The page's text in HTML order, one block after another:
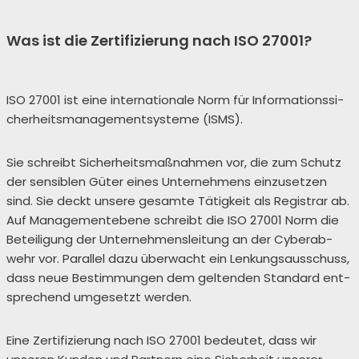
Was ist die Zertifizierung nach ISO 27001?
ISO 27001 ist eine inter­na­tio­na­le Norm für Infor­ma­ti­ons­si­
cher­heits­ma­nage­ment­sys­te­me (ISMS).
Sie schreibt Sicher­heits­maß­nah­men vor, die zum Schutz
der sen­si­blen Güter eines Unter­neh­mens ein­zu­set­zen
sind. Sie deckt unse­re gesam­te Tätig­keit als Regis­trar ab.
Auf Manage­ment­ebe­ne schreibt die ISO 27001 Norm die
Betei­li­gung der Unter­neh­mens­lei­tung an der Cyber­ab­
wehr vor. Par­al­lel dazu über­wacht ein Len­kungs­aus­schuss,
dass neue Bestim­mun­gen dem gel­ten­den Stan­dard ent­
spre­chend umge­setzt wer­den.
Eine Zer­ti­fi­zie­rung nach ISO 27001 bedeu­tet, dass wir